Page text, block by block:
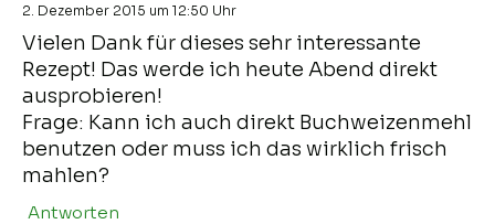
2. Dezember 2015 um 12:50 Uhr
Vielen Dank für dieses sehr interessante
Rezept! Das werde ich heute Abend direkt
ausprobieren!
Frage: Kann ich auch direkt Buchweizenmehl
benutzen oder muss ich das wirklich frisch
mahlen?
Antworten